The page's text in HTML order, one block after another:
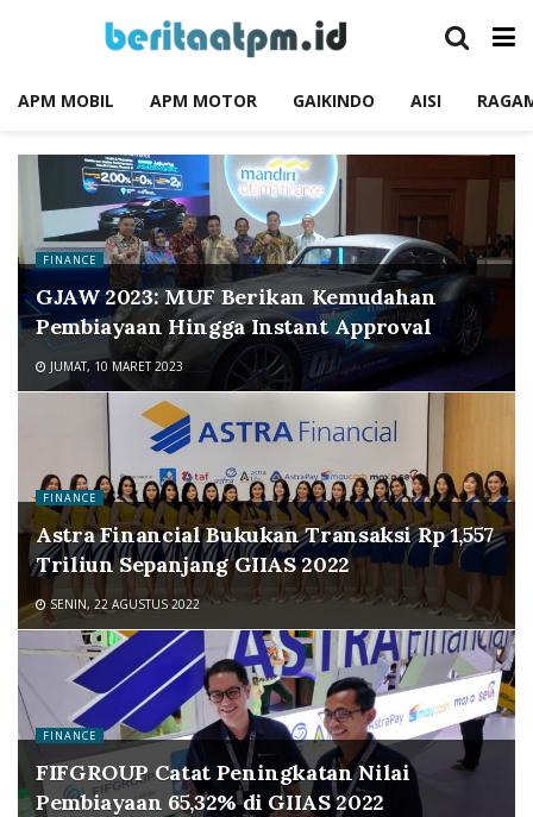
APM MOBIL APM MOTOR GAIKINDO AISI
FINANCE
GJAW 2023: MUF Berikan Kemudahan
Pembiayaan Hingga Instant Approval
JUMAT, 10 MARET 2023
FINANCE
Astra Financial Bukukan Transaksi Rp 1,557
Triliun Sepanjang GIIAS 2022
SENIN, 22 AGUSTUS 2022
FINANCE
FIFGROUP Catat Peningkatan Nilai
Pembiayaan 65,32% di GIIAS 2022